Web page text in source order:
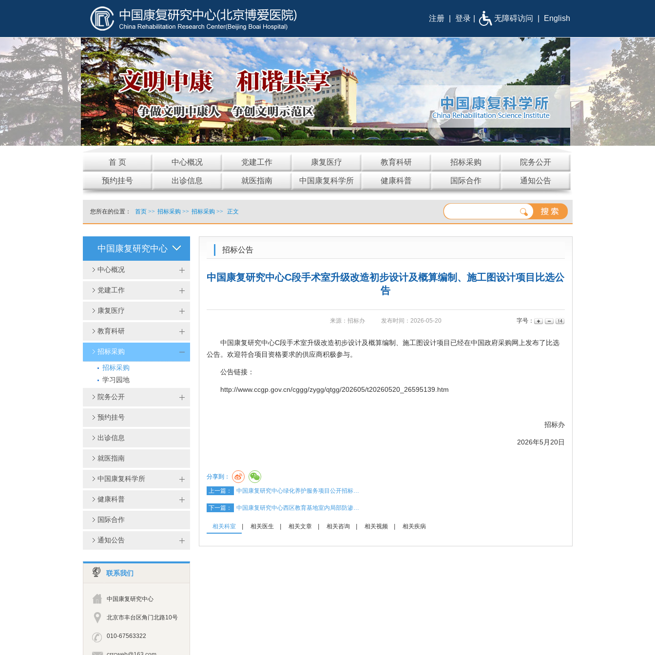
注册 登录 无障碍访问 English
首 页 中心概况 党建工作 康复医疗 教育科研 招标采购 院务公开
预约挂号 出诊信息 就医指南 中国康复科学所 健康科普 国际合作 通知公告
您所在的位置： 首页>> 招标采购 >> 招标采购 >> 正文
中国康复研究中心
中心概况
党建工作
康复医疗
教育科研
招标采购
招标采购
学习园地
院务公开
预约挂号
出诊信息
就医指南
中国康复科学所
健康科普
国际合作
通知公告
联系我们
中国康复研究中心
北京市丰台区角门北路10号
010-67563322
招标公告
中国康复研究中心C段手术室升级改造初步设计及概算编制、施工图设计项目比选公
告
来源：招标办 发布时间：2026-05-20 字号：
中国康复研究中心C段手术室升级改造初步设计及概算编制、施工图设计项目已经在中国政府采购网上发布了比选
公告。欢迎符合项目资格要求的供应商积极参与。
公告链接：
http://www.ccgp.gov.cn/cggg/zygg/qtgg/202605/t20260520_26595139.htm
招标办
2026年5月20日
分享到：
上一篇： 中国康复研究中心绿化养护服务项目公开招标…
下一篇： 中国康复研究中心西区教育基地室内局部防渗…
相关科室 相关医生 相关文章 相关咨询 相关视频 相关疾病